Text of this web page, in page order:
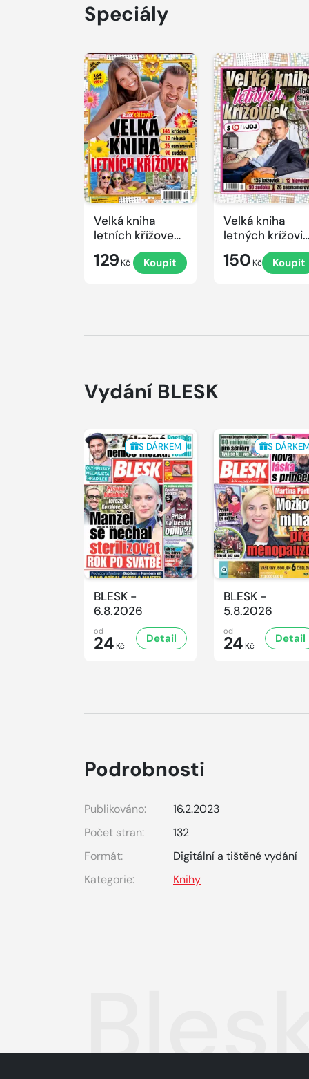
Speciály
Velká kniha
letních křížovek
129 Kč Koupit
Velká kniha
letných krížoviek
s TV JOJ 2026
150 Kč Koupit
Vydání BLESK
S DÁRKEM
BLESK -
6.8.2026
od
24 Kč
Detail
S
BLESK -
5.8.2026
od
24 Kč
Detail
Podrobnosti
Publikováno:
16.2.2023
Počet stran:
132
Formát:
Digitální a tištěné vydání
Kategorie:
Knihy